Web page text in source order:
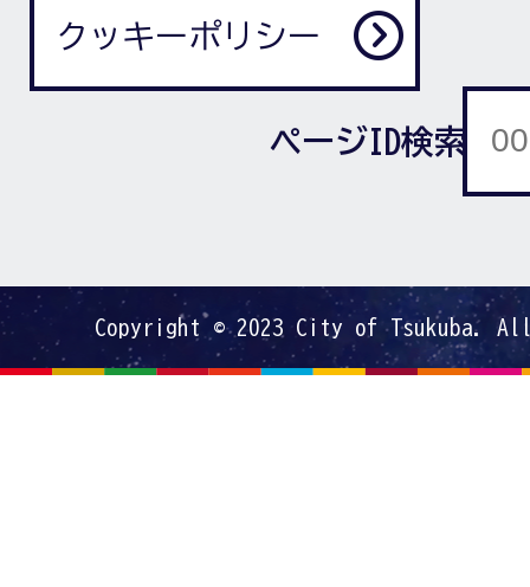
クッキーポリシー
ページID検索
Copyright © 2023 City of Tsukuba.